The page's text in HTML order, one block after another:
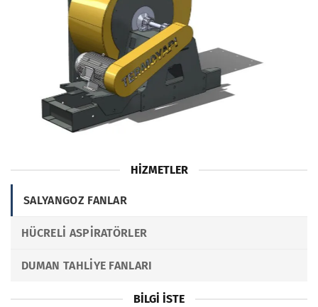
HIZMETLER
SALYANGOZ FANLAR
HÜCRELI ASPIRATÖRLER
DUMAN TAHLIYE FANLARI
BILGI İSTE